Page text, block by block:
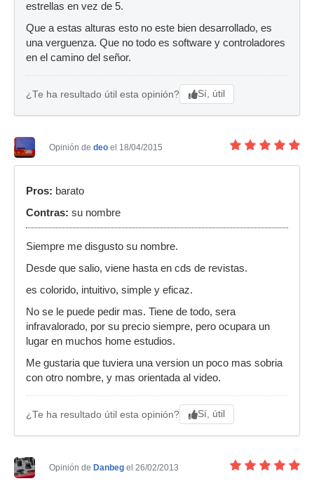
estrellas en vez de 5.
Que a estas alturas esto no este bien desarrollado, es
una verguenza. Que no todo es software y controladores
en el camino del señor.
¿Te ha resultado útil esta opinión? Sí, útil
Opinión de deo el 18/04/2015
Pros: barato
Contras: su nombre
Siempre me disgusto su nombre.
Desde que salio, viene hasta en cds de revistas.
es colorido, intuitivo, simple y eficaz.
No se le puede pedir mas. Tiene de todo, sera
infravalorado, por su precio siempre, pero ocupara un
lugar en muchos home estudios.
Me gustaria que tuviera una version un poco mas sobria
con otro nombre, y mas orientada al video.
¿Te ha resultado útil esta opinión? Sí, útil
Opinión de Danbeg el 26/02/2013